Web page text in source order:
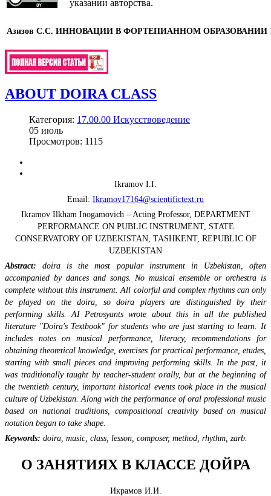
указании авторства.
Азизов С.С. ИННОВАЦИИ В ФОРТЕПИАННОМ ОБРАЗОВАНИИ
ABOUT DOIRA CLASS
Категория: 17.00.00 Искусствоведение
05 июль
Просмотров: 1115
Ikramov I.I.
Email: Ikramov17164@scientifictext.ru
Ikramov Ilkham Inogamovich – Acting Professor, DEPARTMENT
PERFORMANCE ON PUBLIC INSTRUMENT, STATE
CONSERVATORY OF UZBEKISTAN, TASHKENT, REPUBLIC OF
UZBEKISTAN
Abstract: doira is the most popular instrument in Uzbekistan, often
accompanied by dances and songs. No musical ensemble or orchestra is
complete without this instrument. All colorful and complex rhythms can only
be played on the doira, so doira players are distinguished by their
performing skills. AI Petrosyants wrote about this in all the published
literature "Doira's Textbook" for students who are just starting to learn. It
includes notes on musical performance, literacy, recommendations for
obtaining theoretical knowledge, exercises for practical performance, etudes,
starting with small pieces and improving performing skills. In the past, it
was traditionally taught by teacher-student orally, but at the beginning of
the twentieth century, important historical events took place in the musical
culture of Uzbekistan. Along with the performance of oral professional music
based on national traditions, compositional creativity based on musical
notation began to take shape.
Keywords: doira, music, class, lesson, composer, method, rhythm, zarb.
О ЗАНЯТИЯХ В КЛАССЕ ДОЙРА
Икрамов И.И.